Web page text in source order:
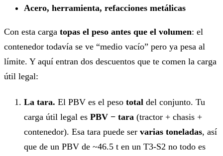
Acero, herramienta, refacciones metálicas
Con esta carga topas el peso antes que el volumen: el
contenedor todavía se ve “medio vacío” pero ya pesa al
límite. Y aquí entran dos descuentos que te comen la carga
útil legal:
La tara. El PBV es el peso total del conjunto. Tu
carga útil legal es PBV − tara (tractor + chasis +
contenedor). Esa tara puede ser varias toneladas, así
que de un PBV de ~46.5 t en un T3-S2 no todo es